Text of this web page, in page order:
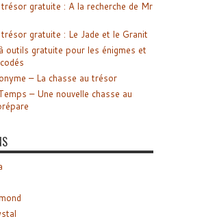
trésor gratuite : A la recherche de Mr
trésor gratuite : Le Jade et le Granit
outils gratuite pour les énigmes et
– La chasse au trésor
– Une nouvelle chasse au